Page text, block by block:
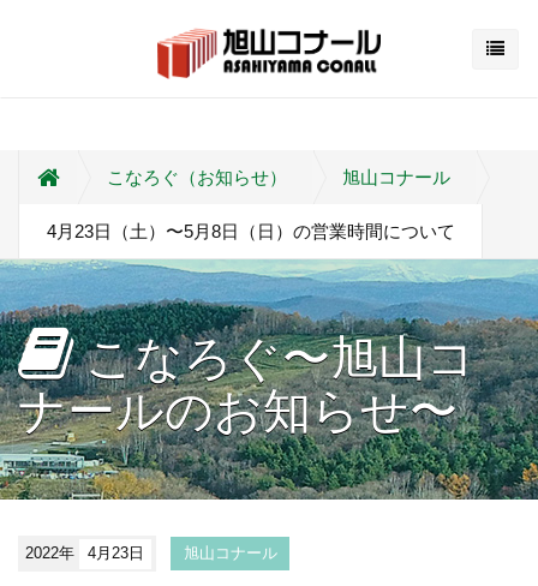
こなろぐ（お知らせ） 旭山コナール
4月23日（土）〜5月8日（日）の営業時間について
こなろぐ〜旭山コ
ナールのお知らせ〜
2022年 4月23日 旭山コナール